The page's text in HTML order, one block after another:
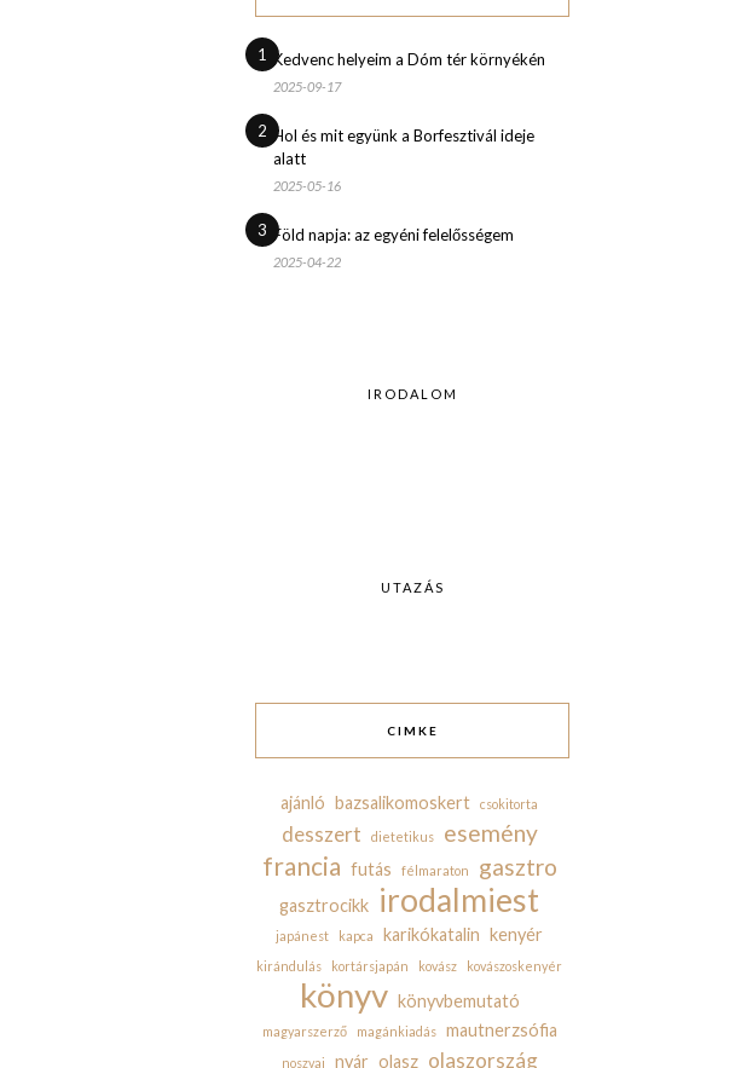
1 Kedvenc helyeim a Dóm tér környékén
2025-09-17
2 Hol és mit együnk a Borfesztivál ideje
alatt
2025-05-16
3 Föld napja: az egyéni felelősségem
2025-04-22
IRODALOM
UTAZÁS
CIMKE
ajánló bazsalikomoskert csokitorta
desszert dietetikus esemény
francia futás félmaraton gasztro
gasztrocikk irodalmiest
japánest kapca karikókatalin kenyér
kirándulás kortársjapán kovász kovászoskenyér
könyv könyvbemutató
magyarszerző magánkiadás mautnerzsófia
noszvaj nyár olasz olaszország